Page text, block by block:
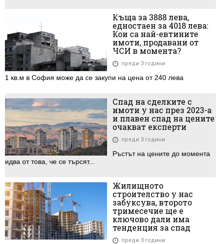
Къща за 3888 лева,
едностаен за 4018 лева:
Кои са най-евтините
имоти, продавани от
ЧСИ в момента?
преди 3 години
1 кв.м в София може да се закупи на цена от 240 лева
Спад на сделките с
имоти у нас през 2023-а
и плавен спад на цените
очакват експерти
преди 3 години
Ръстът на цените до момента
идва от това, че се търсят...
Жилищното
строителство у нас
забуксува, второто
тримесечие ще е
ключово дали има
тенденция за спад
преди 3 години